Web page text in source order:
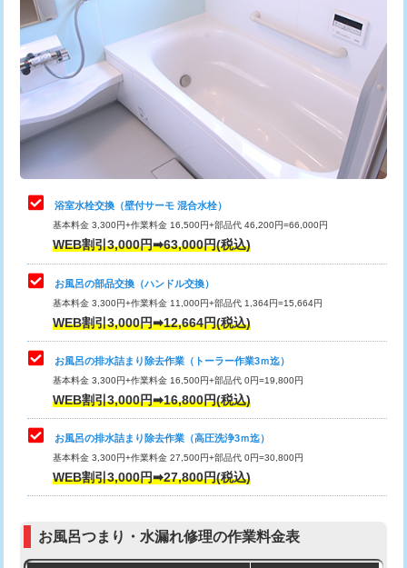
追加トーラー機使用/3m超え
カメラ調査 33,000円
桝清掃 8,800円
止水・漏水調査・防水処理・清掃・修
理・調整・分解・加工など（軽作業）
止水・漏水調査・防水処理・清掃・修
理・調整・分解・加工など（中作業）
22,000円
止水・漏水調査・防水処理・清掃・修
理・調整・分解・加工など（重作業）
33,000円
トイレタンク脱着
トイレ便器脱着
タンクレストイレ脱着 33,000円
小便器トイレ脱着
その他部品の脱着 8,800円～
交換・取付（タンク）
交換・取付（普通便座） 11,000円+材料費
浴室水栓交換（壁付サーモ 混合水栓）
基本料金 3,300円+作業料金 16,500円+部品代 46,200円=66,000円
WEB割引3,000円➡63,000円(税込)
お風呂の部品交換（ハンドル交換）
基本料金 3,300円+作業料金 11,000円+部品代 1,364円=15,664円
WEB割引3,000円➡12,664円(税込)
お風呂の排水詰まり除去作業（トーラー作業3ｍ迄）
基本料金 3,300円+作業料金 16,500円+部品代 0円=19,800円
WEB割引3,000円➡16,800円(税込)
お風呂の排水詰まり除去作業（高圧洗浄3ｍ迄）
基本料金 3,300円+作業料金 27,500円+部品代 0円=30,800円
WEB割引3,000円➡27,800円(税込)
お風呂つまり・水漏れ修理の作業料金表